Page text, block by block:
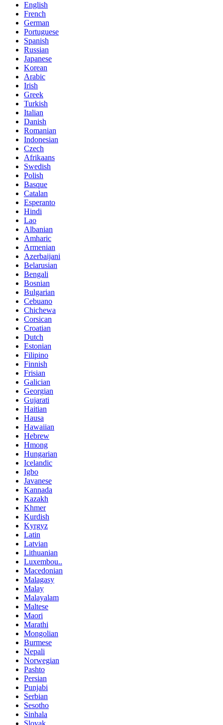
English
French
German
Portuguese
Spanish
Russian
Japanese
Korean
Arabic
Irish
Greek
Turkish
Italian
Danish
Romanian
Indonesian
Czech
Afrikaans
Swedish
Polish
Basque
Catalan
Esperanto
Hindi
Lao
Albanian
Amharic
Armenian
Azerbaijani
Belarusian
Bengali
Bosnian
Bulgarian
Cebuano
Chichewa
Corsican
Croatian
Dutch
Estonian
Filipino
Finnish
Frisian
Galician
Georgian
Gujarati
Haitian
Hausa
Hawaiian
Hebrew
Hmong
Hungarian
Icelandic
Igbo
Javanese
Kannada
Kazakh
Khmer
Kurdish
Kyrgyz
Latin
Latvian
Lithuanian
Luxembou..
Macedonian
Malagasy
Malay
Malayalam
Maltese
Maori
Marathi
Mongolian
Burmese
Nepali
Norwegian
Pashto
Persian
Punjabi
Serbian
Sesotho
Sinhala
Slovak